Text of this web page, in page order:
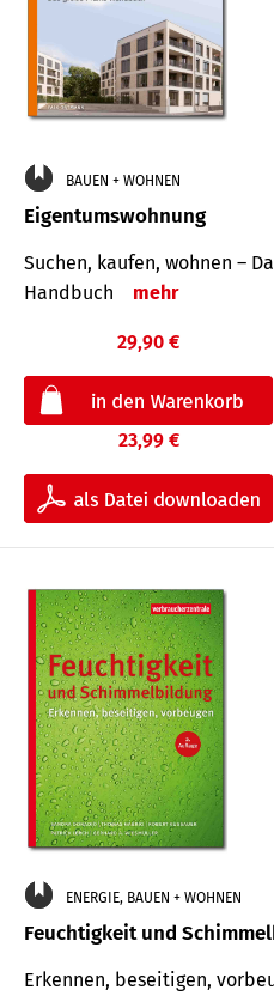
BAUEN + WOHNEN
Eigentumswohnung
Suchen, kaufen, wohnen –
Handbuch
mehr
29,90 €
23,99 €
ENERGIE, BAUEN + WOHNEN
Feuchtigkeit und
Erkennen, beseitigen,